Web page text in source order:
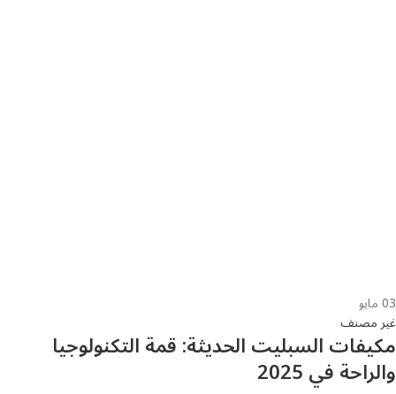
03مايو
غير مصنف
مكيفات السبليت الحديثة: قمة التكنولوجيا
والراحة في 2025